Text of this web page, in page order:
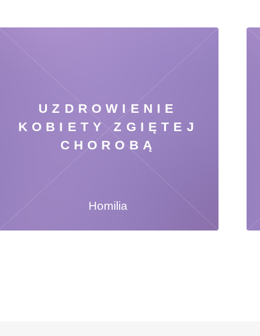
UZDROWIENIE
KOBIETY ZGIĘTEJ
CHOROBĄ
Homilia